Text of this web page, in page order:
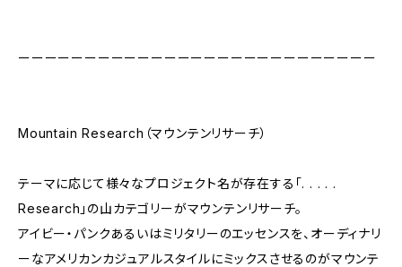
ーーーーーーーーーーーーーーーーーーーーーーーーーーー
Mountain Research（マウンテンリサーチ）
テーマに応じて様々なプロジェクト名が存在する「. . . . .
Research」の山カテゴリーがマウンテンリサーチ。
アイビー・パンクあるいはミリタリーのエッセンスを、オーディナリ
ーなアメリカンカジュアルスタイルにミックスさせるのがマウンテ